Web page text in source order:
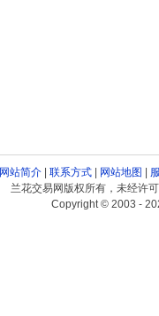
网站简介| 联系方式| 网站地图
兰花交易网版权所有，未经许
Copyright © 2003 -